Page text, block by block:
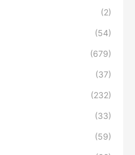
(2)
(54)
(679)
(37)
(232)
(33)
(59)